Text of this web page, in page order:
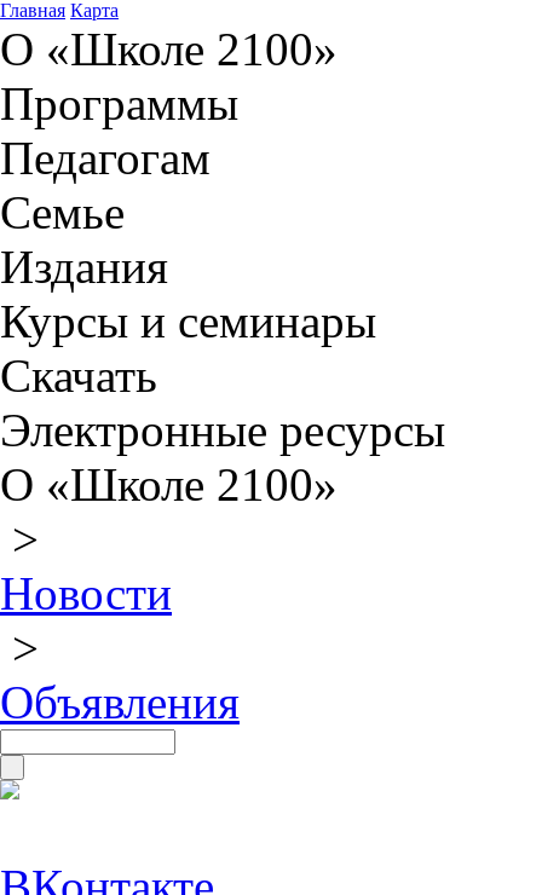
Главная Карта
О «Школе 2100»
Программы
Педагогам
Семье
Издания
Курсы и семинары
Скачать
Электронные ресурсы
О «Школе 2100»
>
Новости
>
Объявления